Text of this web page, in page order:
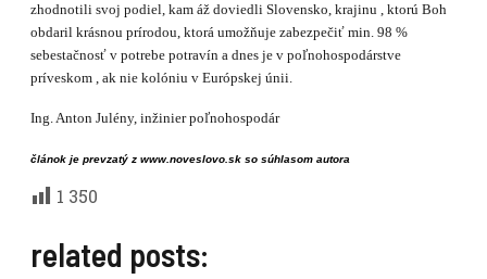
zhodnotili svoj podiel, kam áž doviedli Slovensko, krajinu , ktorú Boh
obdaril krásnou prírodou, ktorá umožňuje zabezpečiť min. 98 %
sebestačnosť v potrebe potravín a dnes je v poľnohospodárstve
príveskom , ak nie kolóniu v Európskej únii.
Ing. Anton Julény, inžinier poľnohospodár
článok je prevzatý z www.noveslovo.sk so súhlasom autora
1 350
related posts: